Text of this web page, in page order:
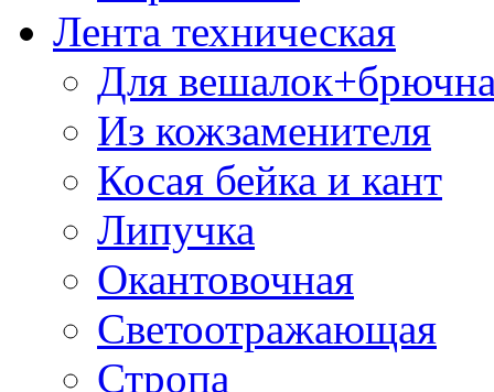
Лента техническая
Для
Из кожзаменителя
Косая бейка и кант
Липучка
Окантовочная
Светоотражающая
Стропа